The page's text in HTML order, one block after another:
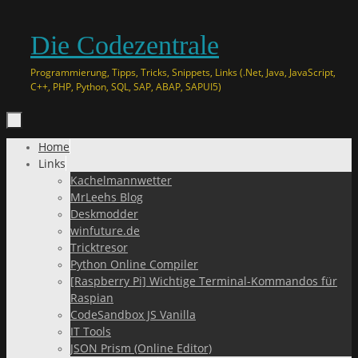
springenDie Codezentrale
Programmierung, Tipps, Tricks, Snippets, Links (.Net, Java, JavaScript,
C++, PHP, Python, SQL, SAP, ABAP, SAPUI5)
Home
Links
Kachelmannwetter
MrLeehs Blog
Deskmodder
winfuture.de
Tricktresor
Python Online Compiler
[Raspberry Pi] Wichtige Terminal-Kommandos für
Raspian
CodeSandbox JS Vanilla
IT Tools
JSON Prism (Online Editor)